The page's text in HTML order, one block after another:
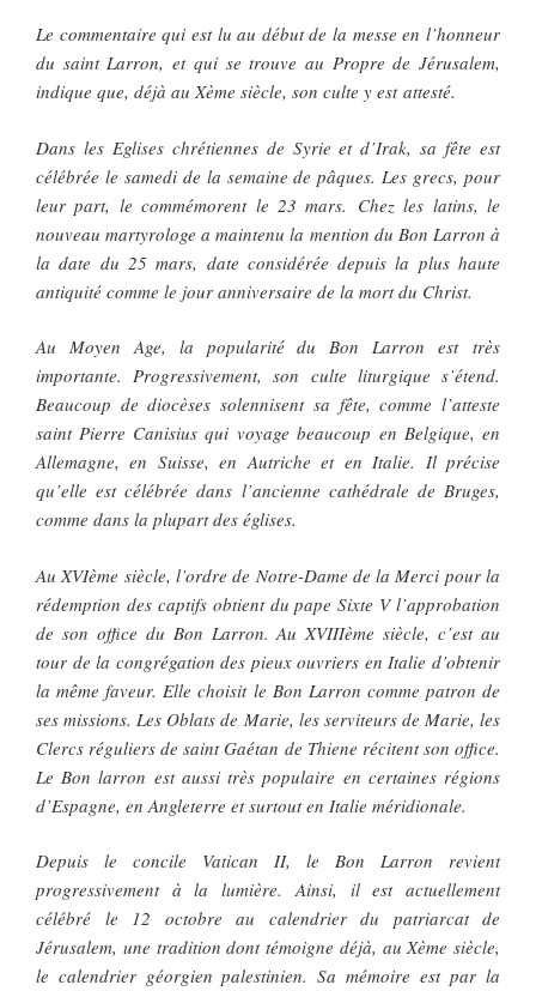
Le commentaire qui est lu au début de la messe en l’honneur
du saint Larron, et qui se trouve au Propre de Jérusalem,
indique que, déjà au Xème siècle, son culte y est attesté.
Dans les Eglises chrétiennes de Syrie et d’Irak, sa fête est
célébrée le samedi de la semaine de pâques. Les grecs, pour
leur part, le commémorent le 23 mars. Chez les latins, le
nouveau martyrologe a maintenu la mention du Bon Larron à
la date du 25 mars, date considérée depuis la plus haute
antiquité comme le jour anniversaire de la mort du Christ.
Au Moyen Age, la popularité du Bon Larron est très
importante. Progressivement, son culte liturgique s’étend.
Beaucoup de diocèses solennisent sa fête, comme l’atteste
saint Pierre Canisius qui voyage beaucoup en Belgique, en
Allemagne, en Suisse, en Autriche et en Italie. Il précise
qu’elle est célébrée dans l’ancienne cathédrale de Bruges,
comme dans la plupart des églises.
Au XVIème siècle, l’ordre de Notre-Dame de la Merci pour la
rédemption des captifs obtient du pape Sixte V l’approbation
de son office du Bon Larron. Au XVIIIème siècle, c’est au
tour de la congrégation des pieux ouvriers en Italie d’obtenir
la même faveur. Elle choisit le Bon Larron comme patron de
ses missions. Les Oblats de Marie, les serviteurs de Marie, les
Clercs réguliers de saint Gaétan de Thiene récitent son office.
Le Bon larron est aussi très populaire en certaines régions
d’Espagne, en Angleterre et surtout en Italie méridionale.
Depuis le concile Vatican II, le Bon Larron revient
progressivement à la lumière. Ainsi, il est actuellement
célébré le 12 octobre au calendrier du patriarcat de
Jérusalem, une tradition dont témoigne déjà, au Xème siècle,
le calendrier géorgien palestinien. Sa mémoire est par la